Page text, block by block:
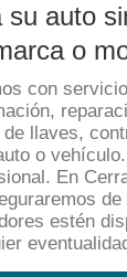
su auto
o
con
de llaves,
o
En
estén